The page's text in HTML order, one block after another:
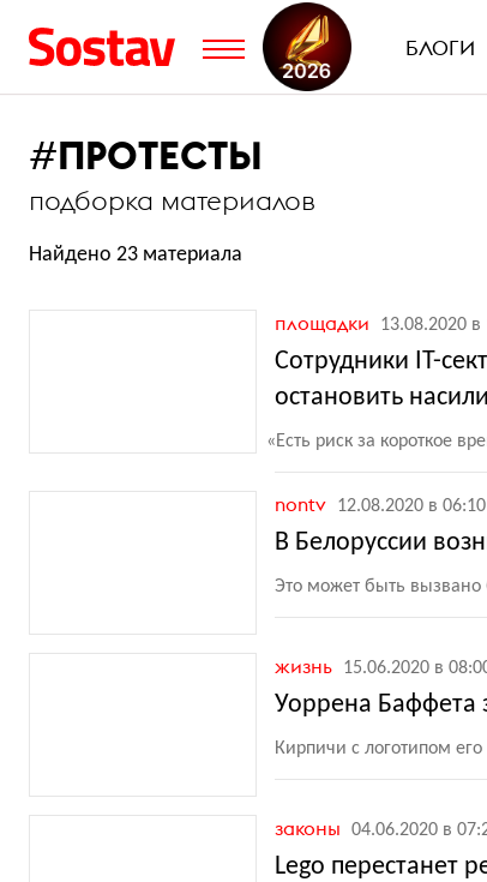
БЛОГИ
#ПРОТЕСТЫ
подборка материалов
Найдено 23 материала
площадки 13.08.2020 в
Сотрудники IT-
остановить
«Есть риск за короткое
nontv 12.08.2020 в 06:10
В Белоруссии
Это может быть вызвано
жизнь 15.06.2020 в
Уоррена Баффета
Кирпичи с логотипом
законы 04.06.2020 в
Lego перестанет